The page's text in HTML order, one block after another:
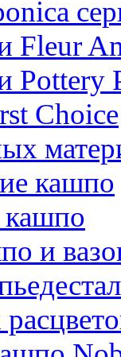
Fleur
Pottery
Choice
кашпо
кашпо
и